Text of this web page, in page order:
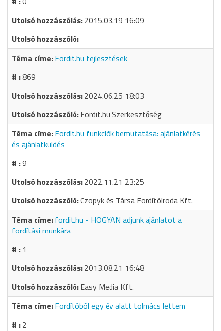
2015.03.19 16:09
Fordit.hu fejlesztések
869
2024.06.25 18:03
Fordit.hu Szerkesztőség
Fordit.hu funkciók bemutatása: ajánlatkérés
és ajánlatküldés
9
2022.11.21 23:25
Czopyk és Társa Fordítóiroda Kft.
fordit.hu - HOGYAN adjunk ajánlatot a
fordítási munkára
1
2013.08.21 16:48
Easy Media Kft.
Fordítóból egy év alatt tolmács lettem
2